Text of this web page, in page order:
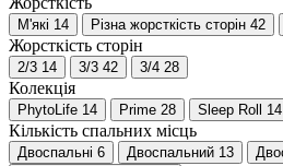
М'які 14 Різна жорсткість сторін 42
Жорсткість сторін
2/3 14 3/3 42 3/4 28
Колекція
PhytoLife 14 Prime 28 Sleep Roll 14
Кількість спальних місць
Двоспальні 6 Двоспальний 13